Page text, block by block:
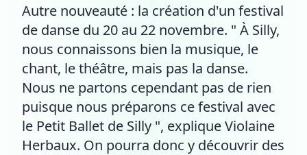
Autre nouveauté : la création d'un festival
de danse du 20 au 22 novembre. " À Silly,
nous connaissons bien la musique, le
chant, le théâtre, mais pas la danse.
Nous ne partons cependant pas de rien
puisque nous préparons ce festival avec
le Petit Ballet de Silly ", explique Violaine
Herbaux. On pourra donc y découvrir des